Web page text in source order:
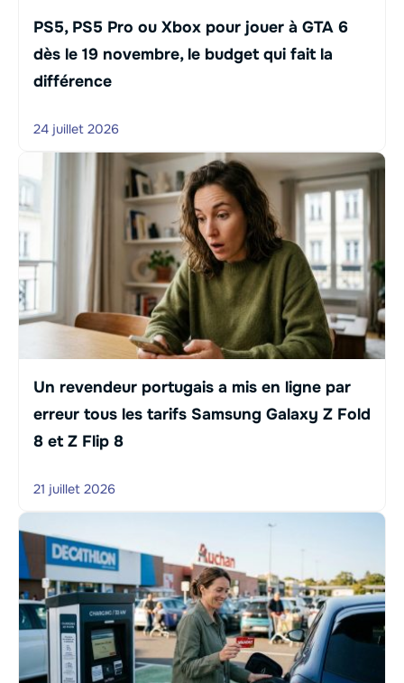
PS5, PS5 Pro ou Xbox pour jouer à GTA 6
dès le 19 novembre, le budget qui fait la
différence
24 juillet 2026
Un revendeur portugais a mis en ligne par
erreur tous les tarifs Samsung Galaxy Z Fold
8 et Z Flip 8
21 juillet 2026